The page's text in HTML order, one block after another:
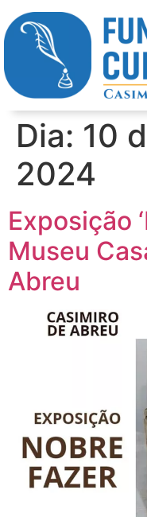
Dia: 10
2024
Exposição
Museu
Abreu